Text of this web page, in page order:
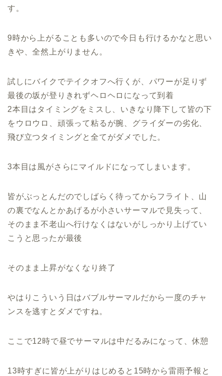
す。
9時から上がることも多いので今日も行けるかなと思い
きや、全然上がりません。
試しにバイクでテイクオフへ行くが、パワーが足りず
最後の坂が登りきれずヘロヘロになって到着
2本目はタイミングをミスし、いきなり降下して皆の下
をウロウロ、頑張って粘るが腕、グライダーの劣化、
飛び立つタイミングと全てがダメでした。
3本目は風がさらにマイルドになってしまいます。
皆がぶっとんだのでしばらく待ってからフライト、山
の裏でなんとかあげるが小さいサーマルで見失って、
そのまま不老山へ行けなくはないがしっかり上げてい
こうと思ったが最後
そのまま上昇がなくなり終了
やはりこういう日はバブルサーマルだから一度のチャ
ンスを逃すとダメですね。
ここで12時で昼でサーマルは中だるみになって、休憩
13時すぎに皆が上がりはじめると15時から雷雨予報と